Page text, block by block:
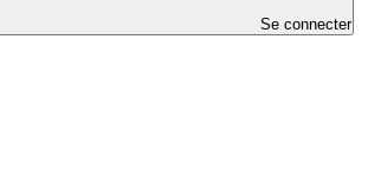
Se connecter